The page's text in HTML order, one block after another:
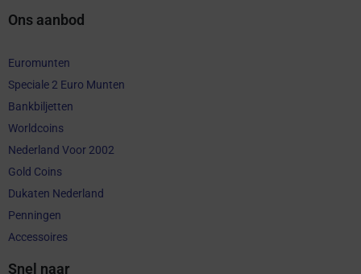
Ons aanbod
Euromunten
Speciale 2 Euro Munten
Bankbiljetten
Worldcoins
Nederland Voor 2002
Gold Coins
Dukaten Nederland
Penningen
Accessoires
Snel naar